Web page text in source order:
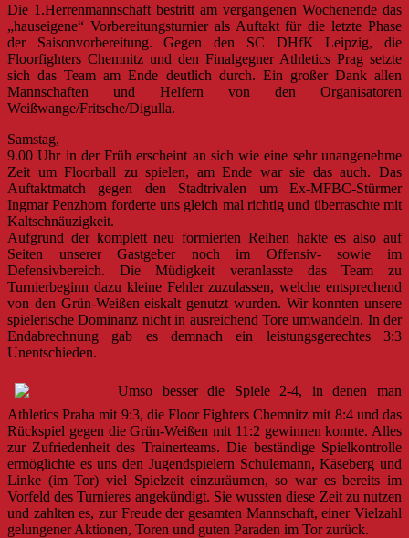
Die 1.Herrenmannschaft bestritt am vergangenen Wochenende das
„hauseigene“ Vorbereitungsturnier als Auftakt für die letzte Phase
der Saisonvorbereitung. Gegen den SC DHfK Leipzig, die
Floorfighters Chemnitz und den Finalgegner Athletics Prag setzte
sich das Team am Ende deutlich durch. Ein großer Dank allen
Mannschaften und Helfern von den Organisatoren
Weißwange/Fritsche/Digulla.
Samstag,
9.00 Uhr in der Früh erscheint an sich wie eine sehr unangenehme
Zeit um Floorball zu spielen, am Ende war sie das auch. Das
Auftaktmatch gegen den Stadtrivalen um Ex-MFBC-Stürmer
Ingmar Penzhorn forderte uns gleich mal richtig und überraschte mit
Kaltschnäuzigkeit.
Aufgrund der komplett neu formierten Reihen hakte es also auf
Seiten unserer Gastgeber noch im Offensiv- sowie im
Defensivbereich. Die Müdigkeit veranlasste das Team zu
Turnierbeginn dazu kleine Fehler zuzulassen, welche entsprechend
von den Grün-Weißen eiskalt genutzt wurden. Wir konnten unsere
spielerische Dominanz nicht in ausreichend Tore umwandeln. In der
Endabrechnung gab es demnach ein leistungsgerechtes 3:3
Unentschieden.
Umso besser die Spiele 2-4, in denen man
Athletics Praha mit 9:3, die Floor Fighters Chemnitz mit 8:4 und das
Rückspiel gegen die Grün-Weißen mit 11:2 gewinnen konnte. Alles
zur Zufriedenheit des Trainerteams. Die beständige Spielkontrolle
ermöglichte es uns den Jugendspielern Schulemann, Käseberg und
Linke (im Tor) viel Spielzeit einzuräumen, so war es bereits im
Vorfeld des Turnieres angekündigt. Sie wussten diese Zeit zu nutzen
und zahlten es, zur Freude der gesamten Mannschaft, einer Vielzahl
gelungener Aktionen, Toren und guten Paraden im Tor zurück.